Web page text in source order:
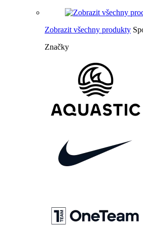
Zobrazit všechny produkty
Značky